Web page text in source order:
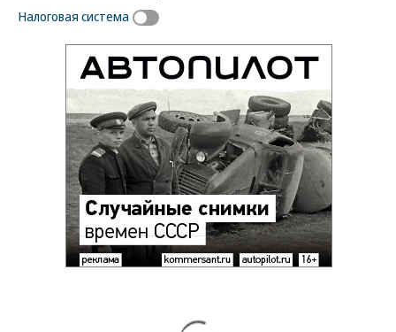
Налоговая система